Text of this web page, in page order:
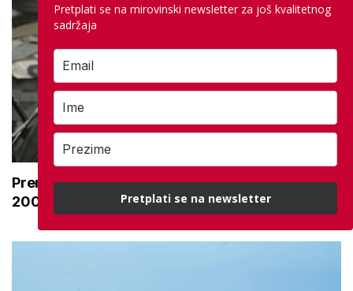
Premijer najavio povećanje mirovina za
200.000 branitelja: Zakon u proceduri najesen
Pretplati se na mirovinski newsletter za još kvalitetnog
sadržaja
Pretplati se na newsletter